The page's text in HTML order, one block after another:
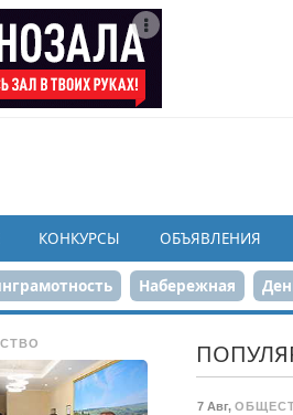
КОНКУРСЫ ОБЪЯВЛЕНИЯ
Набережная
7 Авг,